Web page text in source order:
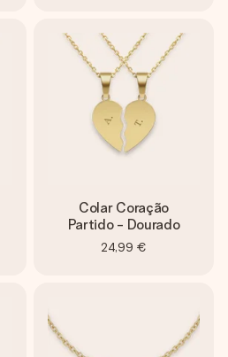
Colar Coração
Partido - Dourado
24,99 €